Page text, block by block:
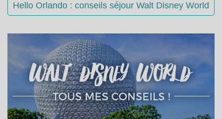
Hello Orlando : conseils séjour Walt Disney World